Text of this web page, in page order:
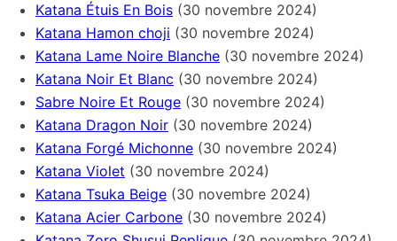
Katana Étuis En Bois (30 novembre 2024)
Katana Hamon choji (30 novembre 2024)
Katana Lame Noire Blanche (30 novembre 2024)
Katana Noir Et Blanc (30 novembre 2024)
Sabre Noire Et Rouge (30 novembre 2024)
Katana Dragon Noir (30 novembre 2024)
Katana Forgé Michonne (30 novembre 2024)
Katana Violet (30 novembre 2024)
Katana Tsuka Beige (30 novembre 2024)
Katana Acier Carbone (30 novembre 2024)